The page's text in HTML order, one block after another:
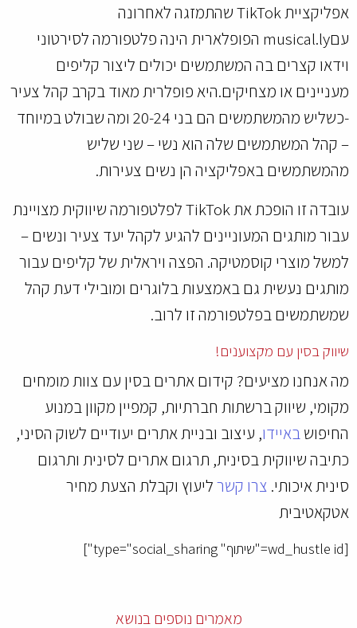
אפליקציית TikTok שהתמזגה לאחרונה
עםmusical.ly הפופלארית הינה פלטפורמה לסירטוני
וידאו קצרים בה המשתמשים יכולים ליצור קליפים
מעניינים או מצחיקים.היא פופלרית מאוד בקרב קהל צעיר
-כשליש מהמשתמשים הם בני 20-24 ומה שבולט במיוחד
– קהל המשתמשים שלה הוא נשי – שני שליש
מהמשתמשים באפליקציה הן נשים צעירות.
עובדה זו הופכת את TikTok לפלטפורמה שיווקית מצויינת
עבור מותגים המעוניינים להגיע לקהל יעד צעיר ונשים –
למשל מוצרי קוסמטיקה. הפצה ויראלית של קליפים עבור
מותגים נעשית גם באמצעות בלוגרים ומובילי דעת קהל
שמשתמשים בפלטפורמה זו לרוב.
שיווק בסין עם מקצוענים!
מה אנחנו מציעים? קידום אתרים בסין עם צוות מומחים
מקומי, שיווק ברשתות חברתיות, קמפיין מקוון במנוע
החיפושבאיידו, עיצוב ובניית אתרים יעודיים לשוק הסיני,
כתיבה שיווקית בסינית, תרגום אתרים לסינית ותרגום
סינית איכותי. צרו קשרליעוץ וקבלת הצעת מחיר
אטקאטיבית
[wd_hustle id="שיתוף" type="social_sharing"]
מאמרים נוספים בנושא